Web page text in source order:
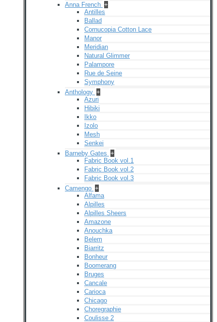
Anna French +
Antilles
Ballad
Cornucopia Cotton Lace
Manor
Meridian
Natural Glimmer
Palampore
Rue de Seine
Symphony
Anthology +
Azuri
Hibiki
Ikko
Izolo
Mesh
Senkei
Barneby Gates +
Fabric Book vol.1
Fabric Book vol.2
Fabric Book vol.3
Camengo +
Alfama
Alpilles
Alpilles Sheers
Amazone
Anouchka
Belem
Biarritz
Bonheur
Boomerang
Bruges
Cancale
Carioca
Chicago
Choregraphie
Coulisse 2